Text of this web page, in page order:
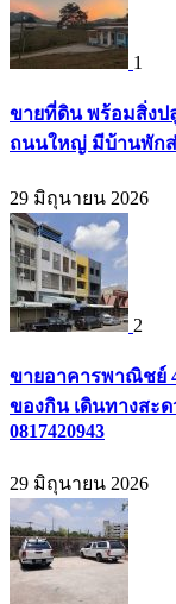
1
ขายที่ดิน พร้อมสิ่งป
ถนนใหญ่ มีบ้านพักส่
29 มิถุนายน 2026
2
ขายอาคารพาณิชย์
ของกิน เดินทางสะ
0817420943
29 มิถุนายน 2026